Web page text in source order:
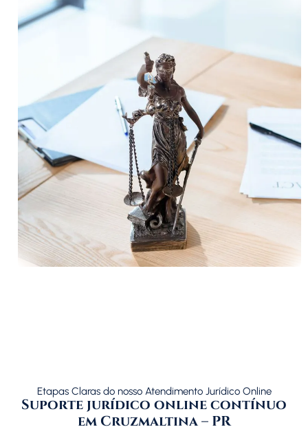
Etapas Claras do nosso Atendimento Jurídico Online
Suporte jurídico online contínuo
em Cruzmaltina – PR